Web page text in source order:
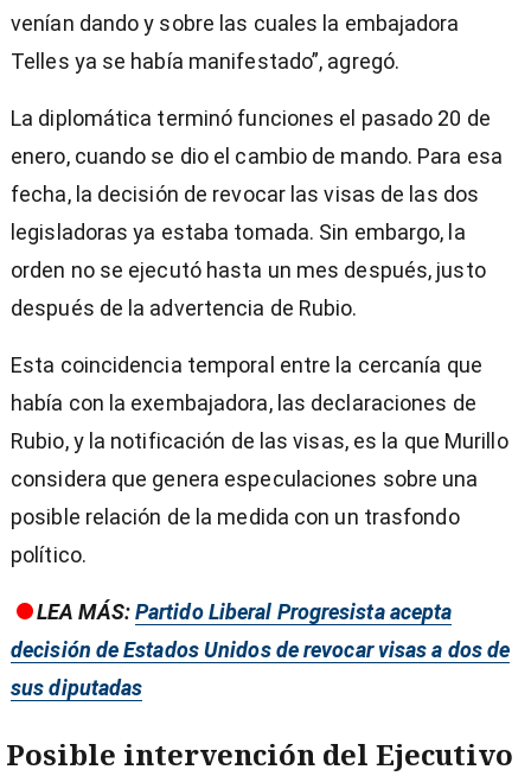
venían dando y sobre las cuales la embajadora
Telles ya se había manifestado”, agregó.
La diplomática terminó funciones el pasado 20 de
enero, cuando se dio el cambio de mando. Para esa
fecha, la decisión de revocar las visas de las dos
legisladoras ya estaba tomada. Sin embargo, la
orden no se ejecutó hasta un mes después, justo
después de la advertencia de Rubio.
Esta coincidencia temporal entre la cercanía que
había con la exembajadora, las declaraciones de
Rubio, y la notificación de las visas, es la que Murillo
considera que genera especulaciones sobre una
posible relación de la medida con un trasfondo
político.
LEA MÁS:Partido Liberal Progresista acepta
decisión de Estados Unidos de revocar visas a dos de
sus diputadas
Posible intervención del Ejecutivo